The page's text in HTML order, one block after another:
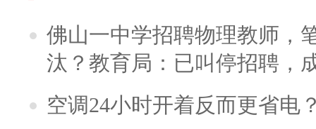
佛山一中学招聘物理教师，
汰？教育局：已叫停招聘，
空调24小时开着反而更省电